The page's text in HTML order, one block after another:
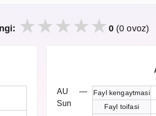
0(0 ovoz)
Fayl kengaytmasi
Fayl toifasi
AU —
Sun